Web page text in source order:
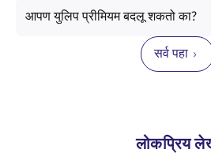
आपण युलिप प्रीमियम बदलू शकतो का?
सर्व पहा
लोकप्रिय